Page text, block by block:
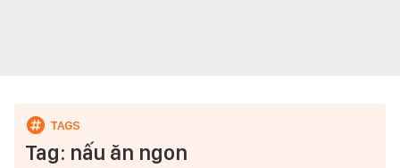
Tag: nấu ăn ngon